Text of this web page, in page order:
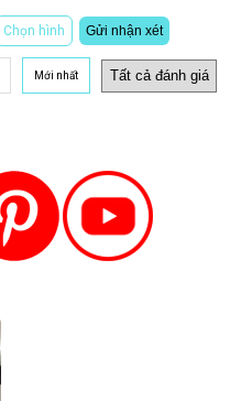
Chọn hình Gửi nhận xét
Mới nhất